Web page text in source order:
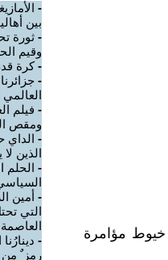
خيوط مؤامرة
-
بين
- ثورة
وقيم
-كرة
-
العالمي
- فيلم
ومقص
- الداي
الذين
- الحلم
- أمين
التي
-
رمز ٌ من